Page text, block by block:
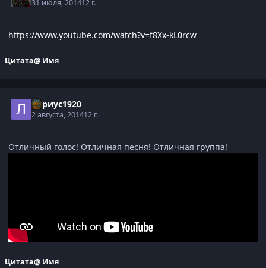
31 июля, 201412 г.
https://www.youtube.com/watch?v=f8Xx-kL0rcw
Цитата@ Имя
Лариус1920
2 августа, 201412 г.
Отличный голос! Отличная песня! Отличная группа!
Цитата@ Имя